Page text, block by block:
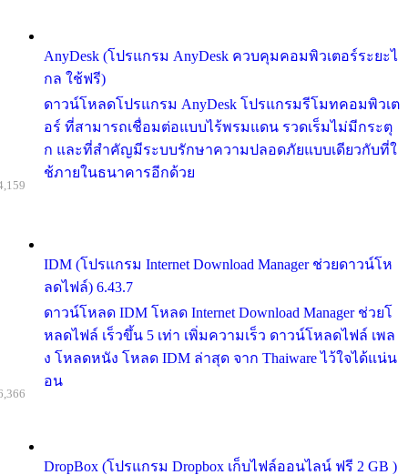
AnyDesk (โปรแกรม AnyDesk ควบคุมคอมพิวเตอร์ระยะไ
กล ใช้ฟรี)
ดาวน์โหลดโปรแกรม AnyDesk โปรแกรมรีโมทคอมพิวเต
อร์ ที่สามารถเชื่อมต่อแบบไร้พรมแดน รวดเร็มไม่มีกระตุ
ก และที่สำคัญมีระบบรักษาความปลอดภัยแบบเดียวกับที่ใ
ช้ภายในธนาคารอีกด้วย
IDM (โปรแกรม Internet Download Manager ช่วยดาวน์โห
ลดไฟล์) 6.43.7
ดาวน์โหลด IDM โหลด Internet Download Manager ช่วยโ
หลดไฟล์ เร็วขึ้น 5 เท่า เพิ่มความเร็ว ดาวน์โหลดไฟล์ เพล
ง โหลดหนัง โหลด IDM ล่าสุด จาก Thaiware ไว้ใจได้แน่น
อน
DropBox (โปรแกรม Dropbox เก็บไฟล์ออนไลน์ ฟรี 2 GB )